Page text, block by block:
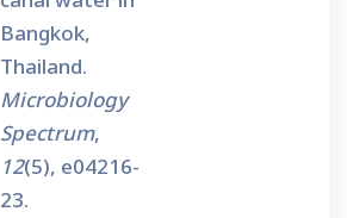
Bangkok,
Thailand.
Microbiology
Spectrum,
12(5), e04216-
23.